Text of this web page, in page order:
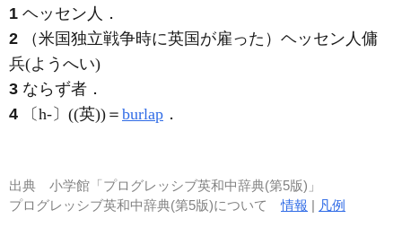
1 ヘッセン人 ．
2 （米国独立戦争時に英国が雇った）ヘッセン人傭
兵(ようへい)
3 ならず者 ．
4 〔h-〕((英))＝ burlap ．
出典 小学館「プログレッシブ英和中辞典(第5版)」
プログレッシブ英和中辞典(第5版)について情報 | 凡例